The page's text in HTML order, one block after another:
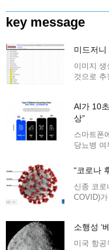
key message
미드저
이미지 생
것으로 추
AI가 10
상”
스마트폰
당뇨병 여
“코로나
신종 코로
COVID)
소행성 ‘
미국 항공